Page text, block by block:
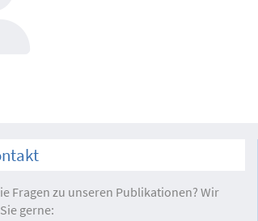
Fragen zu unseren Publikationen? Wir
gerne: